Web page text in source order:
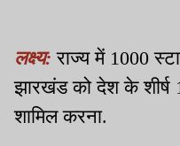
लक्ष्य: राज्य में 1000
झारखंड को देश के शीर्ष
शामिल करना.